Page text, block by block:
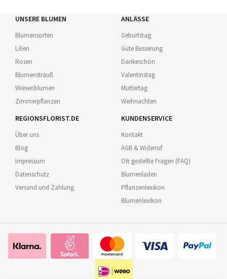
UNSERE BLUMEN
Blumensorten
Lilien
Rosen
Blumenstrauß
Wiesenblumen
Zimmerpflanzen
ANLÄSSE
Geburtstag
Gute Besserung
Dankeschön
Valentinstag
Muttertag
Weihnachten
REGIONSFLORIST.DE
Über uns
Blog
Impressum
Datenschutz
Versand und Zahlung
KUNDENSERVICE
Kontakt
AGB & Widerruf
Oft gestellte Fragen (FAQ)
Blumenladen
Pflanzenlexikon
Blumenlexikon